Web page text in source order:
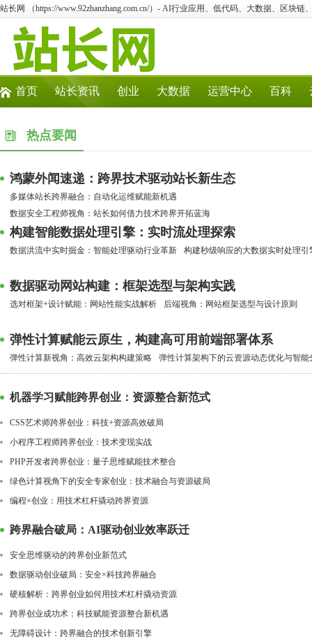
站长网 （https://www.92zhanzhang.com.cn/）- AI行业应用、低代码、大数据、区块链
首页 站长资讯 创业 大数据 运营中心 百科
热点要闻
鸿蒙外闻速递：跨界技术驱动站长新生态
多媒体站长跨界融合：自动化运维赋能新机遇
数据安全工程师视角：站长如何借力技术跨界开拓蓝海
构建智能数据处理引擎：实时流处理探索
数据洪流中实时掘金：智能处理驱动行业革新 构建秒级响应的大数据实时处理引
数据驱动网站构建：框架选型与架构实践
选对框架+设计赋能：网站性能实战解析 后端视角：网站框架选型与设计原则
弹性计算赋能云原生，构建高可用前端部署体系
弹性计算新视角：高效云架构构建策略 弹性计算架构下的云资源动态优化与智能
机器学习赋能跨界创业：资源整合新范式
CSS艺术师跨界创业：科技+资源高效破局
小程序工程师跨界创业：技术变现实战
PHP开发者跨界创业：量子思维赋能技术整合
绿色计算视角下的安全专家创业：技术融合与资源破局
编程×创业：用技术杠杆撬动跨界资源
跨界融合破局：AI驱动创业效率跃迁
安全思维驱动的跨界创业新范式
数据驱动创业破局：安全×科技跨界融合
硬核解析：跨界创业如何用技术杠杆撬动资源
跨界创业成功术：科技赋能资源整合新机遇
无障碍设计：跨界融合的技术创新引擎